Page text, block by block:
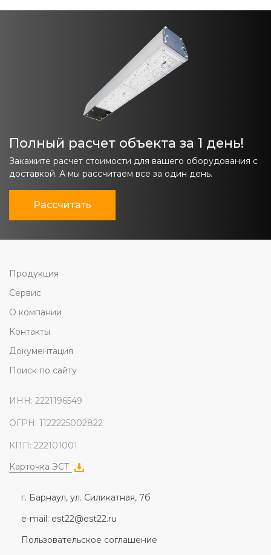
Полный расчет объекта за 1 день!
Закажите расчет стоимости для вашего оборудования с
доставкой. А мы рассчитаем все за один день.
Рассчитать
Продукция
Сервис
О компании
Контакты
Документация
Поиск по сайту
ИНН: 2221196549
ОГРН: 1122225002822
КПП: 222101001
Карточка ЭСТ
г. Барнаул, ул. Силикатная, 7б
e-mail: est22@est22.ru
Пользовательское соглашение